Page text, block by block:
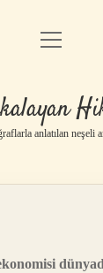
Anasayfa
Yasal Uyarı
menüyü
anlatılan neşeli